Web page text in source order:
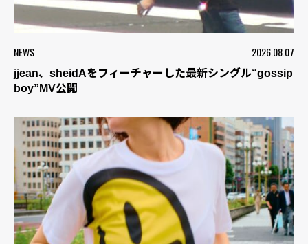
NEWS 2026.08.07
jjean、sheidAをフィーチャーした最新シングル“gossip
boy”MV公開